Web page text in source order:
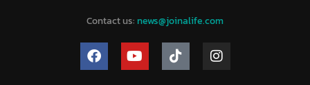
Contact us: news@joinalife.com